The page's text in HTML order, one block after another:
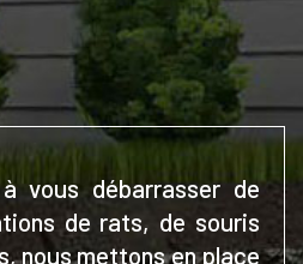
vous débarrasser de
de rats, de souris
nous mettons en place